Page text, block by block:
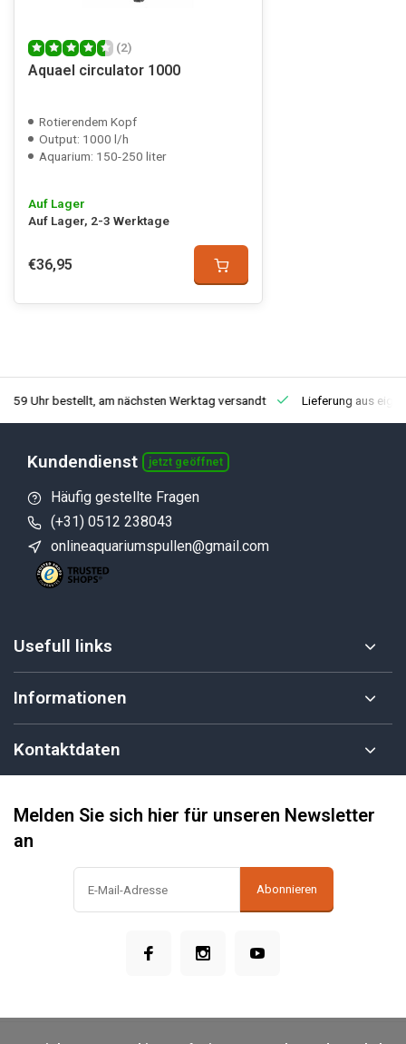
(2)
Aquael circulator 1000
Rotierendem Kopf
Output: 1000 l/h
Aquarium: 150-250 liter
Auf Lager
Auf Lager, 2-3 Werktage
€36,95
Uhr bestellt, am nächsten Werktag versandt Lieferung aus
Kundendienst jetzt geöffnet
Häufig gestellte Fragen
(+31) 0512 238043
onlineaquariumspullen@gmail.com
Usefull links
Informationen
Kontaktdaten
Melden Sie sich hier für unseren Newsletter
an
Abonnieren